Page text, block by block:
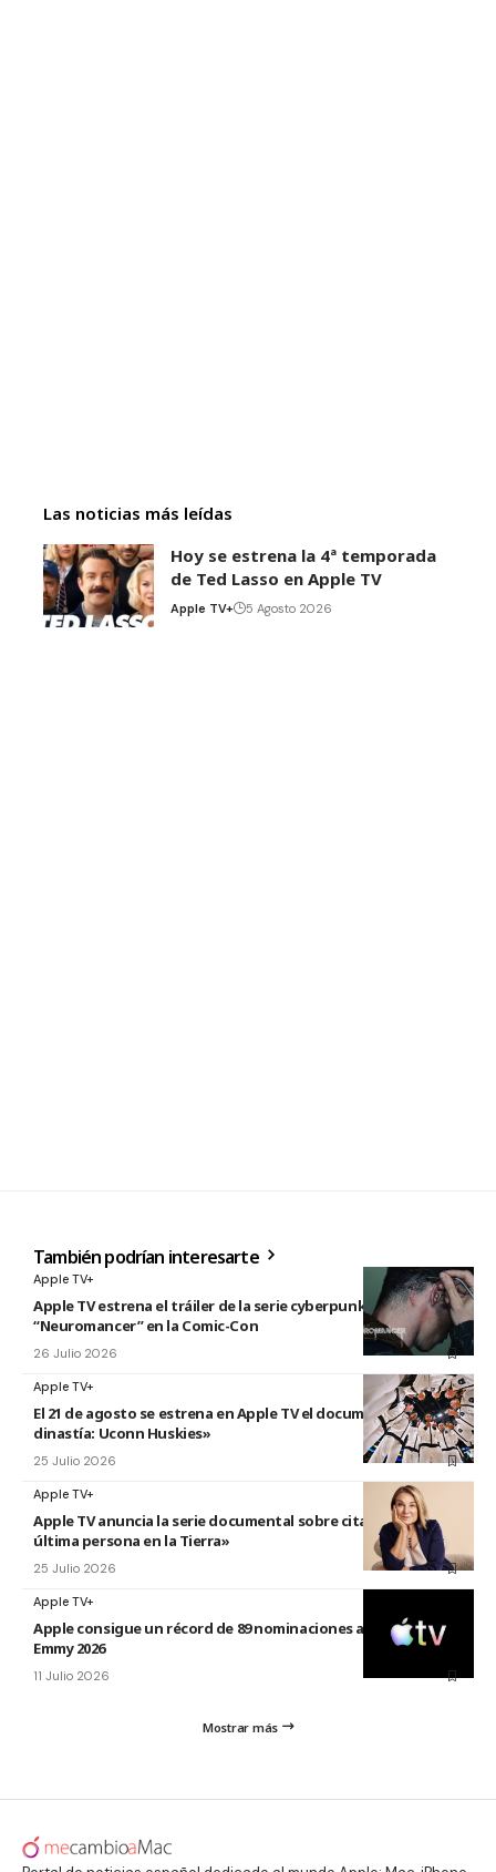
Las noticias más leídas
Hoy se estrena la 4ª temporada
de Ted Lasso en Apple TV
Apple TV+ 5 Agosto 2026
También podrían interesarte
Apple TV+
Apple TV estrena el tráiler de la serie cyberpunk
“Neuromancer” en la Comic-Con
26 Julio 2026
Apple TV+
El 21 de agosto se estrena en Apple TV el documental «La
dinastía: Uconn Huskies»
25 Julio 2026
Apple TV+
Apple TV anuncia la serie documental sobre citas titulada «La
última persona en la Tierra»
25 Julio 2026
Apple TV+
Apple consigue un récord de 89 nominaciones a los premios
Emmy 2026
11 Julio 2026
Mostrar más